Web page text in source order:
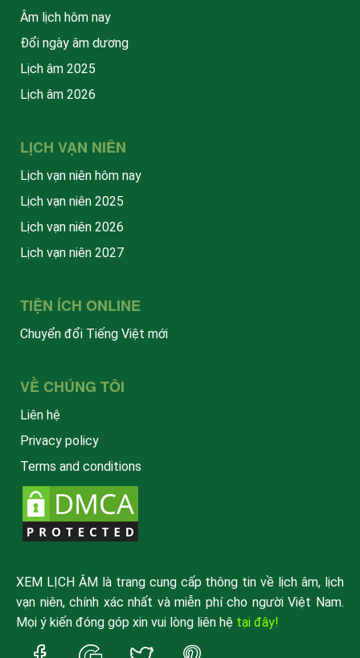
Âm lịch hôm nay
Đổi ngày âm dương
Lịch âm 2025
Lịch âm 2026
LỊCH VẠN NIÊN
Lịch vạn niên hôm nay
Lịch vạn niên 2025
Lịch vạn niên 2026
Lịch vạn niên 2027
TIỆN ÍCH ONLINE
Chuyển đổi Tiếng Việt mới
VỀ CHÚNG TÔI
Liên hệ
Privacy policy
Terms and conditions
XEM LỊCH ÂM là trang cung cấp thông tin về lịch âm, lịch
vạn niên, chính xác nhất và miễn phí cho người Việt Nam.
Mọi ý kiến đóng góp xin vui lòng liên hệ tại đây!
Trang
Trang Trang Trang